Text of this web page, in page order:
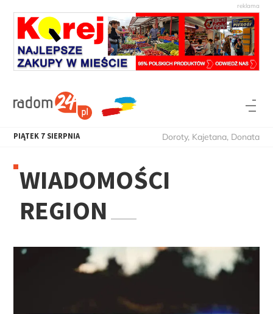
PIĄTEK 7 SIERPNIA Doroty, Kajetana, Donata
WIADOMOŚCI
REGION